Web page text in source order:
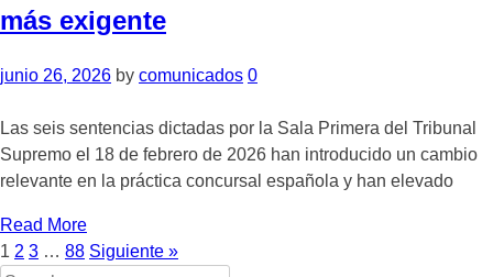
más exigente
junio 26, 2026 by comunicados 0
Las seis sentencias dictadas por la Sala Primera del Tribunal
Supremo el 18 de febrero de 2026 han introducido un cambio
relevante en la práctica concursal española y han elevado
Read More
1 2 3 … 88 Siguiente »